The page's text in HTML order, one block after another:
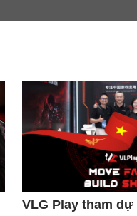
VLG Play tham